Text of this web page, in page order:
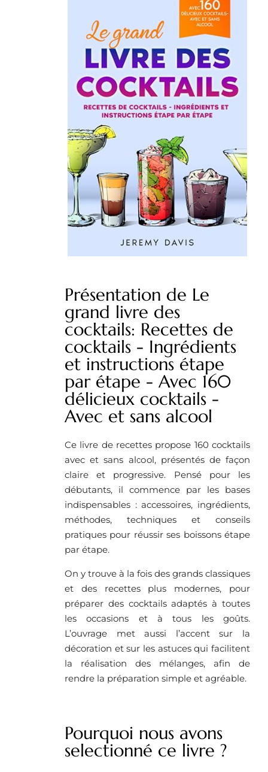
Présentation de Le
grand livre des
cocktails: Recettes de
cocktails - Ingrédients
et instructions étape
par étape - Avec 160
délicieux cocktails -
Avec et sans alcool
Ce livre de recettes propose 160 cocktails
avec et sans alcool, présentés de façon
claire et progressive. Pensé pour les
débutants, il commence par les bases
indispensables : accessoires, ingrédients,
méthodes, techniques et conseils
pratiques pour réussir ses boissons étape
par étape.
On y trouve à la fois des grands classiques
et des recettes plus modernes, pour
préparer des cocktails adaptés à toutes
les occasions et à tous les goûts.
L’ouvrage met aussi l’accent sur la
décoration et sur les astuces qui facilitent
la réalisation des mélanges, afin de
rendre la préparation simple et agréable.
Pourquoi nous avons
selectionné ce livre ?